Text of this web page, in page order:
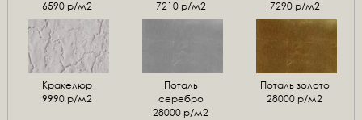
6590 р/м2
7210 р/м2
7290 р/м2
Кракелюр
9990 р/м2
Поталь
серебро
28000 р/м2
Поталь золото
28000 р/м2